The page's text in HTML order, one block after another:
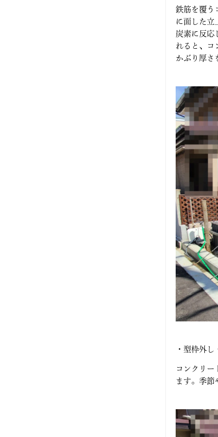
鉄筋を覆う
に面した立
炭素に反応
れると、コ
かぶり厚さ
・型枠外
コンクリー
ます。季節